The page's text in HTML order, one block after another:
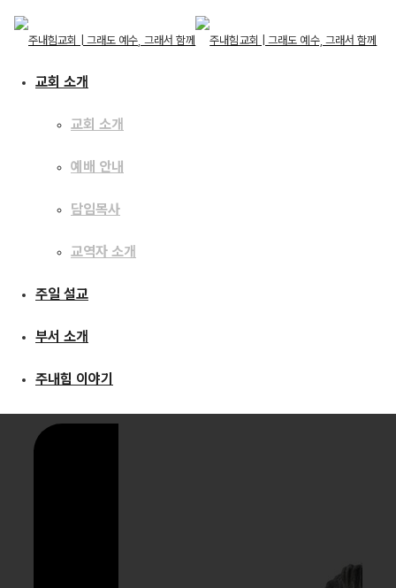
교회 소개
교회 소개
교역자 소개
주일 설교
부서 소개
주내힘 이야기
교회 소개
교회 소개
예배 안내
담임목사
교역자 소개
주일 설교
부서 소개
주내힘 이야기
주일 설교
[13.11.10] 사사기14 :
코끼리 비스킷